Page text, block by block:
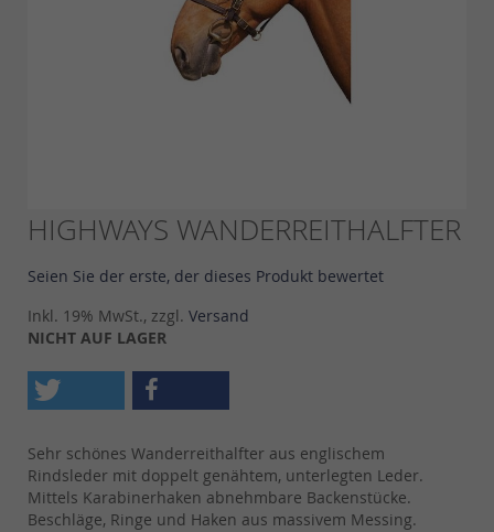
Skip
to
beginning
of
the
images
gallery
HIGHWAYS WANDERREITHALFTER
Seien Sie der erste, der dieses Produkt bewertet
Inkl. 19% MwSt., zzgl. Versand
NICHT AUF LAGER
Sehr schönes Wanderreithalfter aus englischem
Rindsleder mit doppelt genähtem, unterlegten Leder.
Mittels Karabinerhaken abnehmbare Backenstücke.
Beschläge, Ringe und Haken aus massivem Messing.